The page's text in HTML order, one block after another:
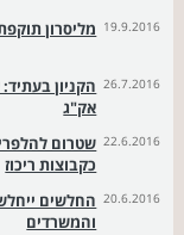
19.9.2016 מליסרון
26.7.2016 הקניון
אק"ג
22.6.2016 שטרום
כקבוצות ריכוז
20.6.2016 החלשים
והמשרדים